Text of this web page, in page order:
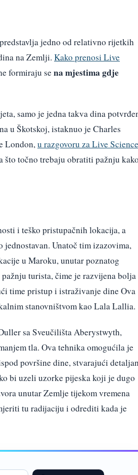
jedno od relativno rijetkih
na Zemlji. Kako prenosi Live
formiraju sena mjestima gdje
samo je jedna takva dina
u Škotskoj, istaknuo je Charles
London,u razgovoru za Live Science
točno trebaju obratiti pažnju
i teško pristupačnih lokacija, a
Unatoč tim izazovima,
u Maroku, unutar poznatog
turista, čime je razvijena bolja
time pristup i istraživanje dine Ova
stanovništvom kao Lala Lallia.
sa Sveučilišta Aberystwyth,
tla. Ova tehnika omogućila je
površine dine, stvarajući
bi uzeli uzorke pijeska koji je dugo
unutar Zemlje tijekom vremena
tu radijaciju i odrediti kada je